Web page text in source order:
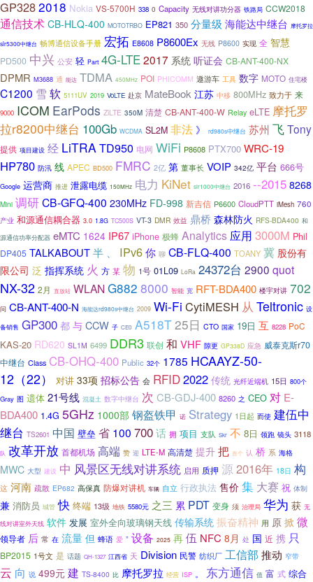
GP3282018 Nokia VS-5700H 338 0 Capacity 无线对讲功分器 铁路局 CCW2018
通信技术 CB-HLQ-400 MOTOTRBO EP821 350 分量级 海能达中继台 摩托罗拉
slr5300中继台 畅博通信设备手册 宏拓 E8608 P8600Ex 无线 P8600 实现 全 智慧
PD500 中兴 公安 轻 Part 4G-LTE2017 系统 听证会 CB-ANT-400-NX
DPMR M3688 通 能达 TDMA 450MHz POI PHICOMM 遨游车 工具 数字 MOTO 住宅楼
C1200 雪 软 5111UV 2019 VoLTE 赴京 MateBook 江苏 中移 800MHz 致力于 来
9000 ICOM EarPods ZiLTE 350M 清楚 CB-ANT-400-W Relay eLTE 摩托罗
拉r8200中继台 100Gb WCDMA SL2M 非法 》 rd980s中继台 苏州 飞Tony
提供 项目建设 经 LiTRATD950 电网 WiFi P8608 PTX700 WRC-19
HP780 防汛 线 APEC BD500 FMRC 2亿 第 董事长 VOIP 342亿 平台 666号
Google 运营商 推进 泄露电缆 150MHz 电力 KiNet slr1000中继台 2016 --2015 8268
Mini 调研CB-GFQ-400 230MHz FD-998 新吉信 P6600 CloudPTT iMesh 760
产业 和源通信耦合器 3.0 1.8G TC500S VT-3 DMR 效益 鼎桥 森林防火 RFS-BDA400 和
源通信功率分配器 eMTC 1624 IP67 iPhone 极蜂 Analytics 应用 3000M Phil
DP405 TALKABOUT半 IPv6你 聊 CB-FLQ-400 TOANY 冀 股份有
限公司 泛 指挥系统 火 方 某 物 1号 01L09 LoRa 24372台 2900 quot
NX-32 2月 直放站 WLANG882 8000 智能 宽 RFT-BDA400 楼宇对讲 702
问 CB-ANT-400-N 海能达rd980s中继台 2009 Wi-Fi CytiMESH 从 Teltronic 设
备销售 GP300 都 与 CCW 子 CE0 A518T25日 CTO 国家 19日 互 8228 PoC
KAS-20 RD620 SL1M 6499 DDR3 联创 和 VHF 隙更 GP338D 应急 威泰克斯r70
中继台 Class CB-OHQ-400 Public 32个 1785 HCAAYZ-50-
12（22）
对讲 33项 招标公告 会 RFID2022 传统 光纤近端机 15日 800个
Gray 图 遗体 21号线 混凝土 数字中继台 次 CB-GDJ-400 8260 之 CEO 对 E-
BDA400 1.4G 5GHz 1000部 钢盔铁甲 诺 Strategy 1日起 而使 建伍中
继台 TS2601 中国 壁垒 省 100 700话 拥 项目 支队 Skr 不 8日 领跑 镜头 3118
队 改革开放 首都机场 高端 赞 迎 LTE-M 高清楚 提升 把 首个 认 桥 系 海格
MWC 大型 建设 中 风景区无线对讲系统 启用 质押 源 2016年 18日 构
这 河南 疏散 EP682 高保真 防爆对讲机 车辆 自立 行政执法 售价 集 大赛 祝 体制
兼 消防员 城管 快 终端 13级 地铁 5580元 之三 累 PDT 变身 须 治理局 华为 获 无
线对讲室外天线 软件 发展 室外全向玻璃钢天线 传输系统 振奋精神 用 原 掀 微
领导者 后 常 在 流量但 蜂语 爱 ” 设备 2025 再 伍 NFC 8月 处 国 近 携 只
BP2015 1号文 是 话题 QH-1327 江西省 天 Division 民警 纺织厂 工信部 推动 窄带
云 向 说 499元 建 TS-8400 比 摩托罗拉 经营 ISP 。 东方通信 值 富 式 综合